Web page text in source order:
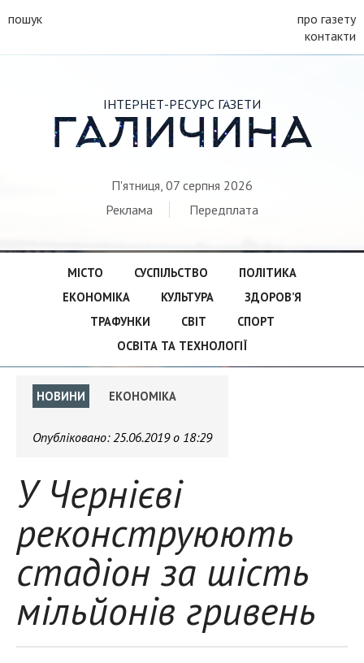
пошук
про газету
контакти
ІНТЕРНЕТ-РЕСУРС ГАЗЕТИ
ГАЛИЧИНА
П'ятниця, 07 серпня 2026
Реклама
Передплата
МІСТО СУСПІЛЬСТВО
ПОЛІТИКА
ЕКОНОМІКА
КУЛЬТУРА
ЗДОРОВ’Я
ТРАФУНКИ
СВІТ
СПОРТ
ОСВІТА ТА ТЕХНОЛОГІЇ
НОВИНИ ЕКОНОМІКА
Опубліковано:25.06.2019 о 18:29
У Чернієві
реконструюють
стадіон за шість
мільйонів гривень